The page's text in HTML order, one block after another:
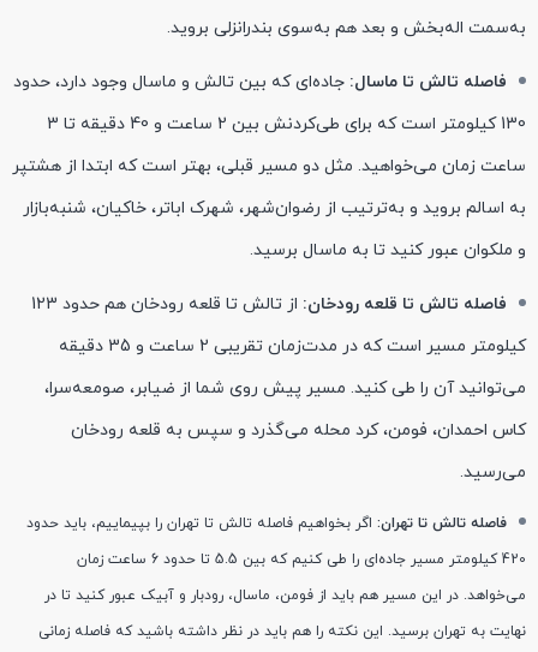
به‌سمت اله‌بخش و بعد هم به‌سوی بندرانزلی بروید.
فاصله تالش تا ماسال: جاده‌ای که بین تالش و ماسال وجود دارد، حدود
130 کیلومتر است که برای طی‌کردنش بین 2 ساعت و 40 دقیقه تا 3
ساعت زمان می‌خواهید. مثل دو مسیر قبلی، بهتر است که ابتدا از هشتپر
به اسالم بروید و به‌ترتیب از رضوان‌شهر، شهرک اباتر، خاکیان، شنبه‌بازار
و ملکوان عبور کنید تا به ماسال برسید.
فاصله تالش تا قلعه رودخان:
از تالش تا قلعه رودخان هم حدود 123
کیلومتر مسیر است که در مدت‌زمان تقریبی 2 ساعت و 35 دقیقه
می‌توانید آن را طی کنید. مسیر پیش روی شما از ضیابر، صومعه‌سرا،
کاس احمدان، فومن، کرد محله می‌گذرد و سپس به قلعه رودخان
می‌رسید.
فاصله تالش تا تهران: اگر بخواهیم فاصله تالش تا تهران را بپیماییم، باید حدود
420 کیلومتر مسیر جاده‌ای را طی کنیم که بین 5.5 تا حدود 6 ساعت زمان
می‌خواهد. در این مسیر هم باید از فومن، ماسال، رودبار و آبیک عبور کنید تا در
نهایت به تهران برسید. این نکته را هم باید در نظر داشته باشید که فاصله زمانی